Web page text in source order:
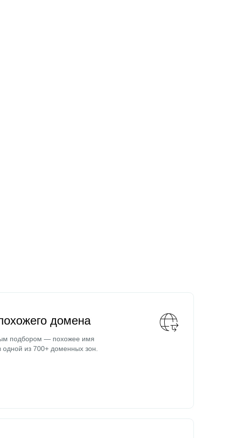
домена
подбором — похожее имя
из 700+ доменных зон.